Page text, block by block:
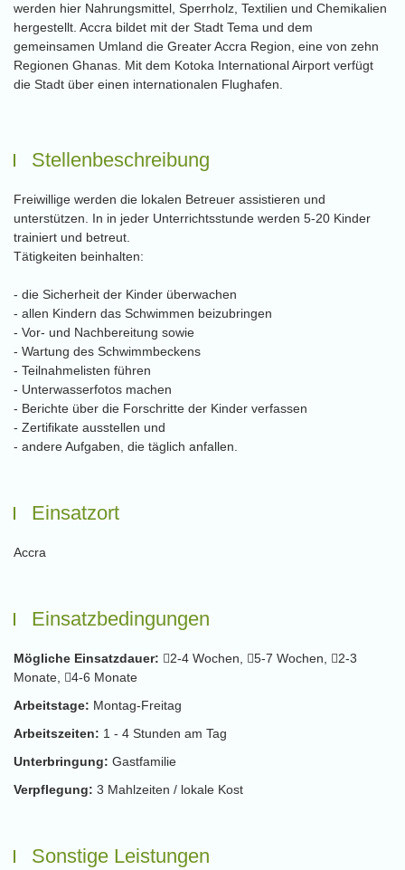
werden hier Nahrungsmittel, Sperrholz, Textilien und Chemikalien
hergestellt. Accra bildet mit der Stadt Tema und dem
gemeinsamen Umland die Greater Accra Region, eine von zehn
Regionen Ghanas. Mit dem Kotoka International Airport verfügt
die Stadt über einen internationalen Flughafen.
Stellenbeschreibung
Freiwillige werden die lokalen Betreuer assistieren und
unterstützen. In in jeder Unterrichtsstunde werden 5-20 Kinder
trainiert und betreut.
Tätigkeiten beinhalten:
- die Sicherheit der Kinder überwachen
- allen Kindern das Schwimmen beizubringen
- Vor- und Nachbereitung sowie
- Wartung des Schwimmbeckens
- Teilnahmelisten führen
- Unterwasserfotos machen
- Berichte über die Forschritte der Kinder verfassen
- Zertifikate ausstellen und
- andere Aufgaben, die täglich anfallen.
Einsatzort
Accra
Einsatzbedingungen
Mögliche Einsatzdauer: 2-4 Wochen, 5-7 Wochen,
2-3
Monate,
4-6 Monate
Arbeitstage: Montag-Freitag
Arbeitszeiten: 1 - 4 Stunden am Tag
Unterbringung: Gastfamilie
Verpflegung: 3 Mahlzeiten / lokale Kost
Sonstige Leistungen